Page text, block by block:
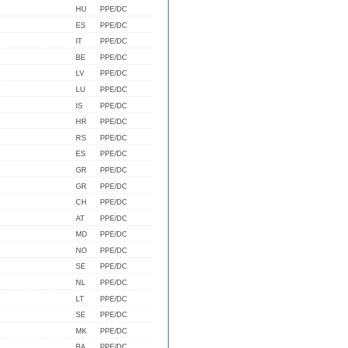
HU
PPE/DC
ES
PPE/DC
IT
PPE/DC
BE
PPE/DC
LV
PPE/DC
LU
PPE/DC
IS
PPE/DC
HR
PPE/DC
RS
PPE/DC
ES
PPE/DC
GR
PPE/DC
GR
PPE/DC
CH
PPE/DC
AT
PPE/DC
MD
PPE/DC
NO
PPE/DC
SE
PPE/DC
NL
PPE/DC
LT
PPE/DC
SE
PPE/DC
MK
PPE/DC